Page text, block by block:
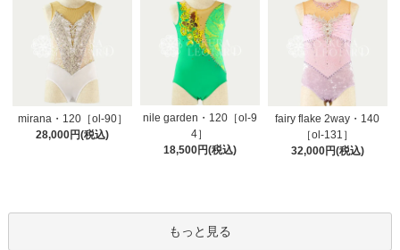
mirana・120［ol-90］
28,000円(税込)
nile garden・120［ol-9
4］
18,500円(税込)
fairy flake 2way・140
［ol-131］
32,000円(税込)
もっと見る